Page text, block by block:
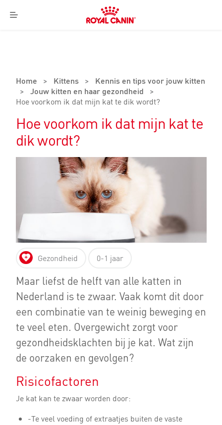
Menu
Royal
Canin
Home > Kittens >
Kennis en tips voor jouw kitten
> Jouw kitten en haar gezondheid
>
Hoe voorkom ik dat mijn kat te dik wordt?
Hoe voorkom ik dat mijn kat te
dik wordt?
Gezondheid 0-1 jaar
Maar liefst de helft van alle katten in
Nederland is te zwaar. Vaak komt dit door
een combinatie van te weinig beweging en
te veel eten. Overgewicht zorgt voor
gezondheidsklachten bij je kat. Wat zijn
de oorzaken en gevolgen?
Risicofactoren
Je kat kan te zwaar worden door:
-Te veel voeding of extraatjes buiten de vaste